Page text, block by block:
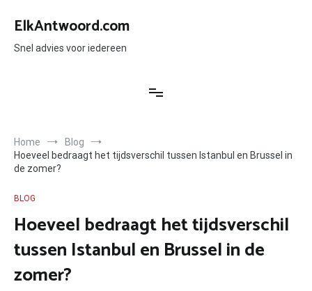
naar
inhoud
ElkAntwoord.com
Snel advies voor iedereen
Home
Blog
Hoeveel bedraagt het tijdsverschil tussen Istanbul en Brussel in
de zomer?
BLOG
Hoeveel bedraagt het tijdsverschil
tussen Istanbul en Brussel in de
zomer?